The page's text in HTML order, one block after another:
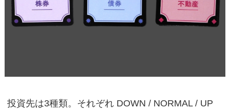
投資先は3種類。それぞれ DOWN / NORMAL / UP